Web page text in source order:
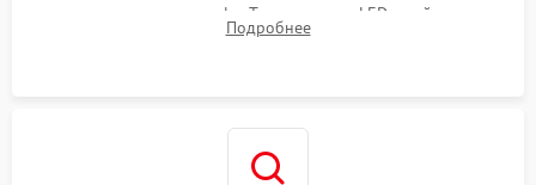
помощью осциллографа. Тестирование LED-драйвера и
светодиодных планок подсветки мультиметром.
Подробнее